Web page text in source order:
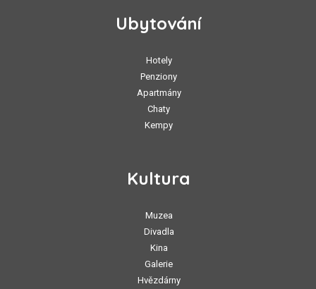
Ubytování
Hotely
Penziony
Apartmány
Chaty
Kempy
Kultura
Muzea
Divadla
Kina
Galerie
Hvězdárny